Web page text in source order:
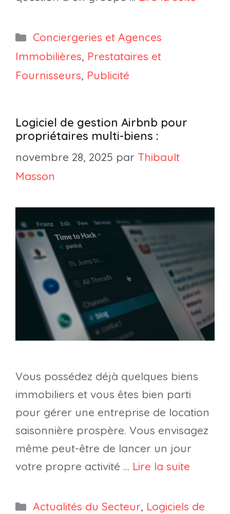
Catégories
Conciergeries et Agences
Immobilières, Prestataires et
Fournisseurs, Publicité
Logiciel de gestion Airbnb pour
propriétaires multi-biens :
novembre 28, 2025 par Thibault
Masson
Vous possédez déjà quelques biens
immobiliers et vous êtes bien parti
pour gérer une entreprise de location
saisonnière prospère. Vous envisagez
même peut-être de lancer un jour
votre propre activité … Lire la suite
Catégories
Actualités du Secteur, Logiciels de